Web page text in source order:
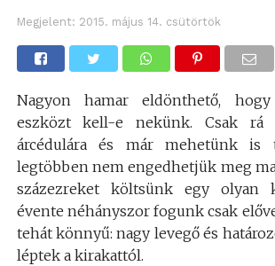
Megjelent: 2015. május 14. csütörtök
Nagyon hamar eldönthető,
eszközt kell-e nekünk. Csak
árcédulára és már mehetünk is
legtöbben nem engedhetjük meg
százezreket költsünk egy olyan
évente néhányszor fogunk csak
tehát könnyű: nagy levegő és
léptek a kirakattól.